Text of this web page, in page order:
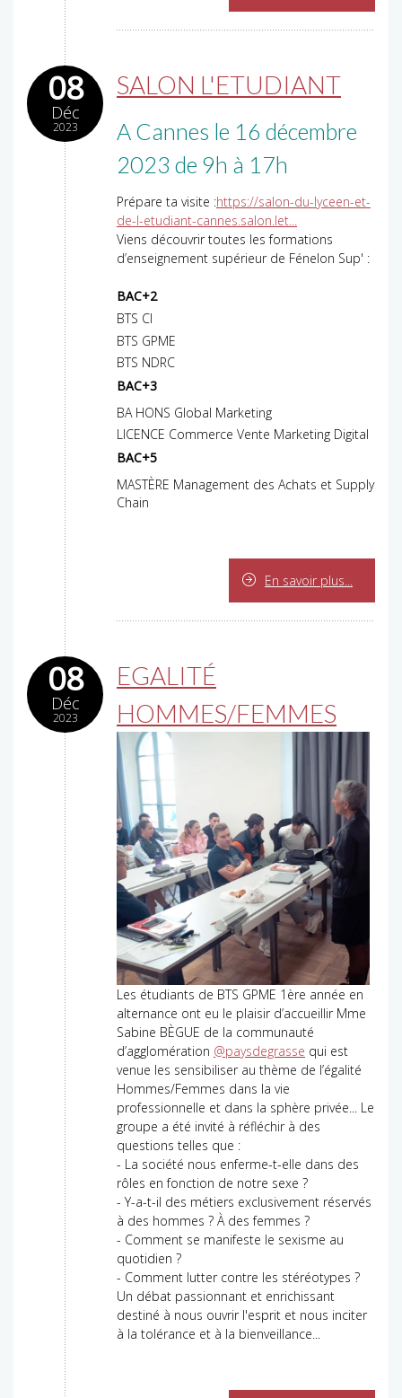
08
Déc
2023
SALON L'ETUDIANT
A Cannes le 16 décembre
2023 de 9h à 17h
Prépare ta visite :https://salon-du-lyceen-et-
de-l-etudiant-cannes.salon.let...
Viens découvrir toutes les formations
d’enseignement supérieur de Fénelon Sup' :
BAC+2
BTS CI
BTS GPME
BTS NDRC
BAC+3
BA HONS Global Marketing
LICENCE Commerce Vente Marketing Digital
BAC+5
MASTÈRE Management des Achats et Supply
Chain
En savoir plus...
08
Déc
2023
EGALITÉ
HOMMES/FEMMES
Les étudiants de BTS GPME 1ère année en
alternance ont eu le plaisir d’accueillir Mme
Sabine BÈGUE de la communauté
d’agglomération @paysdegrasse qui est
venue les sensibiliser au thème de l’égalité
Hommes/Femmes dans la vie
professionnelle et dans la sphère privée... Le
groupe a été invité à réfléchir à des
questions telles que :
- La société nous enferme-t-elle dans des
rôles en fonction de notre sexe ?
- Y-a-t-il des métiers exclusivement réservés
à des hommes ? À des femmes ?
- Comment se manifeste le sexisme au
quotidien ?
- Comment lutter contre les stéréotypes ?
Un débat passionnant et enrichissant
destiné à nous ouvrir l'esprit et nous inciter
à la tolérance et à la bienveillance...